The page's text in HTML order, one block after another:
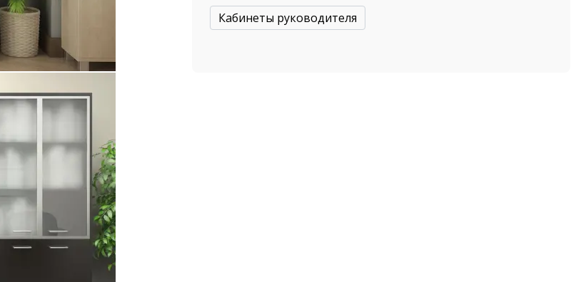
Кабинеты руководителя